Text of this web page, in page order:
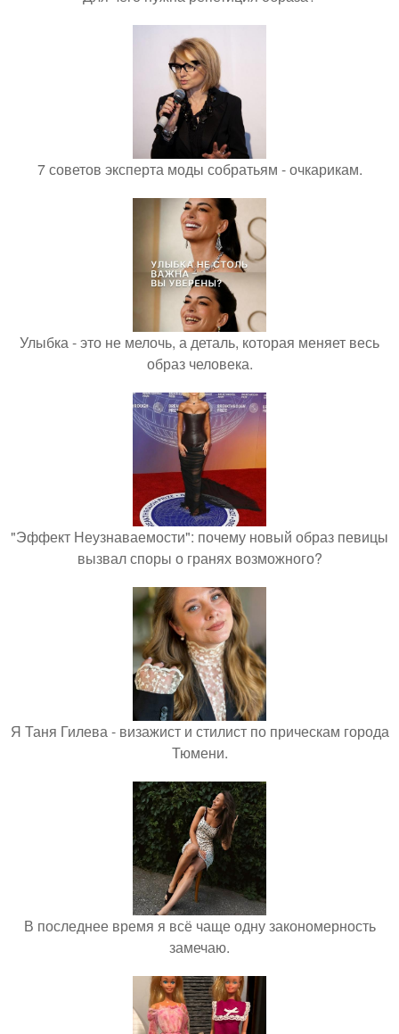
7 советов эксперта моды собратьям - очкарикам.
Улыбка - это не мелочь, а деталь, которая меняет весь
образ человека.
"Эффект Неузнаваемости": почему новый образ певицы
вызвал споры о гранях возможного?
Я Таня Гилева - визажист и стилист по прическам города
Тюмени.
В последнее время я всё чаще одну закономерность
замечаю.